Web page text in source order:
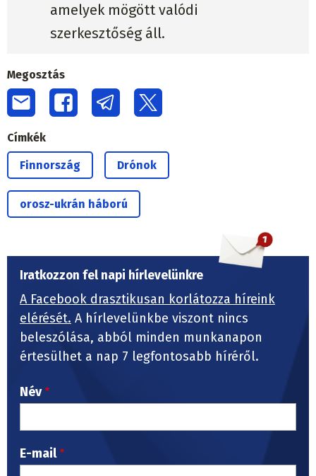
amelyek mögött valódi
szerkesztőség áll.
Megosztás
Címkék
Finnország Drónok
orosz-ukrán háború
Iratkozzon fel napi hírlevelünkre
A Facebook drasztikusan korlátozza híreink
elérését. A hírlevelünkbe viszont nincs
beleszólása, abból minden munkanapon
értesülhet a nap 7 legfontosabb híréről.
Név
E-mail